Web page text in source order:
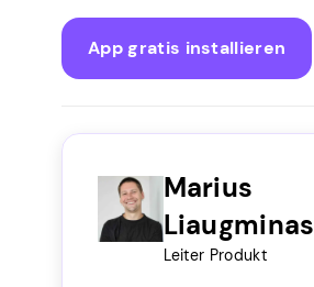
App gratis installieren
Marius
Liaugminas
Leiter Produkt